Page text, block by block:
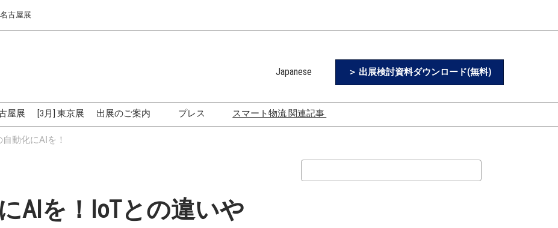
古屋展
Japanese
English
Simplified Chinese
＞ 出展検討資料ダウンロード(無料)
屋展 [3月] 東京展 出展のご案内
出展に関する説明会
プレス スマート物流 関連記事
動化にAIを！
AIを！IoTとの違いや